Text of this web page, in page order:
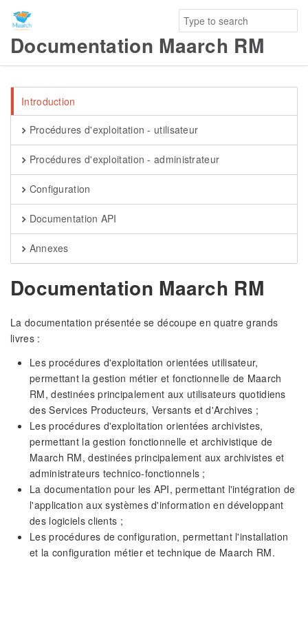
Documentation Maarch RM
Introduction
Procédures d'exploitation - utilisateur
Procédures d'exploitation - administrateur
Configuration
Documentation API
Annexes
Documentation Maarch RM
La documentation présentée se découpe en quatre grands
livres :
Les procédures d'exploitation orientées utilisateur,
permettant la gestion métier et fonctionnelle de Maarch
RM, destinées principalement aux utilisateurs quotidiens
des Services Producteurs, Versants et d'Archives ;
Les procédures d'exploitation orientées archivistes,
permettant la gestion fonctionnelle et archivistique de
Maarch RM, destinées principalement aux archivistes et
administrateurs technico-fonctionnels ;
La documentation pour les API, permettant l'intégration de
l'application aux systèmes d'information en développant
des logiciels clients ;
Les procédures de configuration, permettant l'installation
et la configuration métier et technique de Maarch RM.